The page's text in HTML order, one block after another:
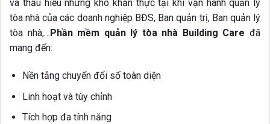
và thấu hiểu những khó khăn thực tại khi vận hành quản lý
tòa nhà của các doanh nghiệp BĐS, Ban quản trị, Ban quản lý
tòa nhà,… Phần mềm quản lý tòa nhà Building Care đã
mang đến:
Nền tảng chuyển đổi số toàn diện
Linh hoạt và tùy chỉnh
Tích hợp đa tính năng